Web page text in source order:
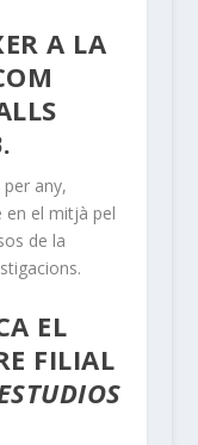
A LA
any,
en el mitjà pel
de la
EL
FILIAL